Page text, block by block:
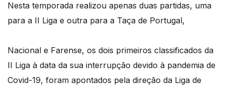
Nesta temporada realizou apenas duas partidas, uma
para a II Liga e outra para a Taça de Portugal,
Nacional e Farense, os dois primeiros classificados da
II Liga à data da sua interrupção devido à pandemia de
Covid-19, foram apontados pela direção da Liga de